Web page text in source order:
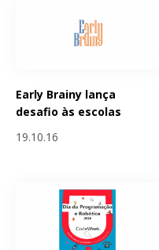
Early Brainy lança
desafio às escolas
19.10.16